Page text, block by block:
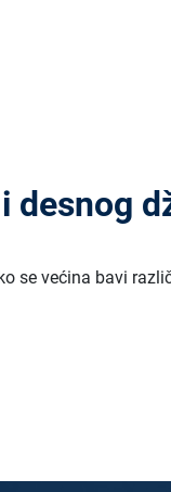
desnog
se većina bavi